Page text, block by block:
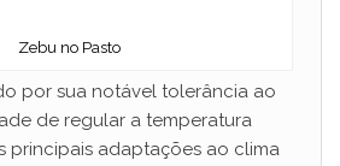
y
V
Zebu no Pasto
por sua notável tolerância ao
de regular a temperatura
principais adaptações ao clima